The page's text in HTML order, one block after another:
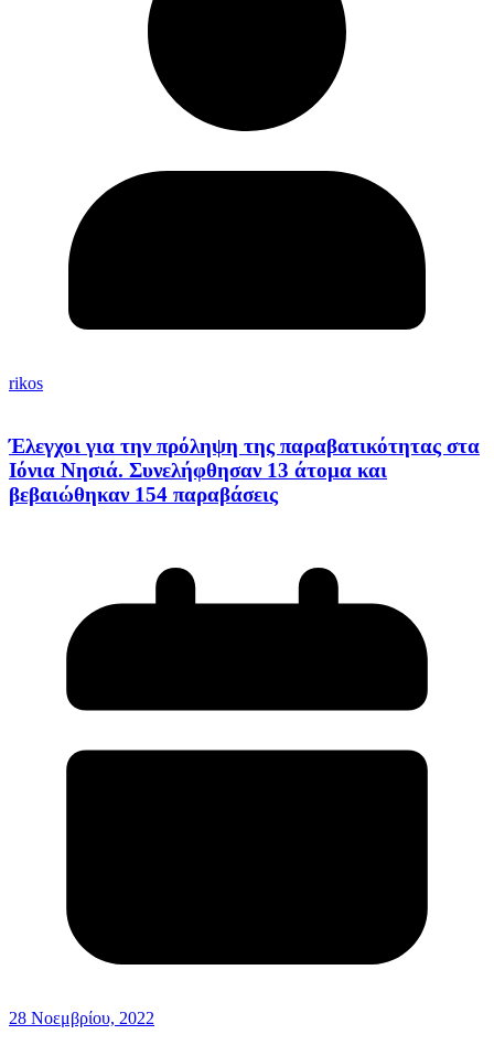
rikos
Έλεγχοι για την πρόληψη της παραβατικότητας στα
Ιόνια Νησιά. Συνελήφθησαν 13 άτομα και
βεβαιώθηκαν 154 παραβάσεις
28 Νοεμβρίου, 2022